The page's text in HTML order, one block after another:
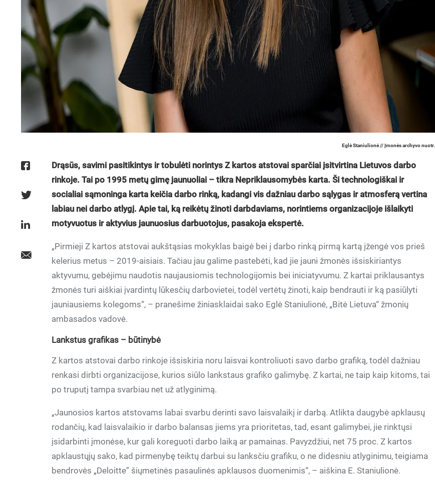
Eglė Staniulionė // Įmonės archyvo nuotr.
Drąsūs, savimi pasitikintys ir tobulėti norintys Z kartos atstovai sparčiai įsitvirtina Lietuvos darbo
rinkoje. Tai po 1995 metų gimę jaunuoliai – tikra Nepriklausomybės karta. Ši technologiškai ir
socialiai sąmoninga karta keičia darbo rinką, kadangi vis dažniau darbo sąlygas ir atmosferą vertina
labiau nei darbo atlygį. Apie tai, ką reikėtų žinoti darbdaviams, norintiems organizacijoje išlaikyti
motyvuotus ir aktyvius jaunuosius darbuotojus, pasakoja ekspertė.
„Pirmieji Z kartos atstovai aukštąsias mokyklas baigė bei į darbo rinką pirmą kartą įžengė vos prieš
kelerius metus – 2019-aisiais. Tačiau jau galime pastebėti, kad jie jauni žmonės išsiskiriantys
aktyvumu, gebėjimu naudotis naujausiomis technologijomis bei iniciatyvumu. Z kartai priklausantys
žmonės turi aiškiai įvardintų lūkesčių darbovietei, todėl vertėtų žinoti, kaip bendrauti ir ką pasiūlyti
jauniausiems kolegoms“, – pranešime žiniasklaidai sako Eglė Staniulionė, „Bitė Lietuva“ žmonių
ambasados vadovė.
Lankstus grafikas – būtinybė
Z kartos atstovai darbo rinkoje išsiskiria noru laisvai kontroliuoti savo darbo grafiką, todėl dažniau
renkasi dirbti organizacijose, kurios siūlo lankstaus grafiko galimybę. Z kartai, ne taip kaip kitoms, tai
po truputį tampa svarbiau net už atlyginimą.
„Jaunosios kartos atstovams labai svarbu derinti savo laisvalaikį ir darbą. Atlikta daugybė apklausų
rodančių, kad laisvalaikio ir darbo balansas jiems yra prioritetas, tad, esant galimybei, jie rinktųsi
įsidarbinti įmonėse, kur gali koreguoti darbo laiką ar pamainas. Pavyzdžiui, net 75 proc. Z kartos
apklaustųjų sako, kad pirmenybę teiktų darbui su lanksčiu grafiku, o ne didesniu atlyginimu, teigiama
bendrovės „Deloitte” šiųmetinės pasaulinės apklausos duomenimis“, – aiškina E. Staniulionė.